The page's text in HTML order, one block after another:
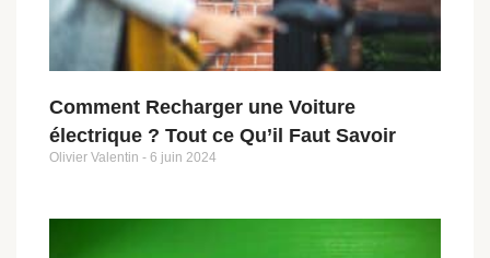
Comment Recharger une Voiture
électrique ? Tout ce Qu’il Faut Savoir
Olivier Valentin 6 juin 2024